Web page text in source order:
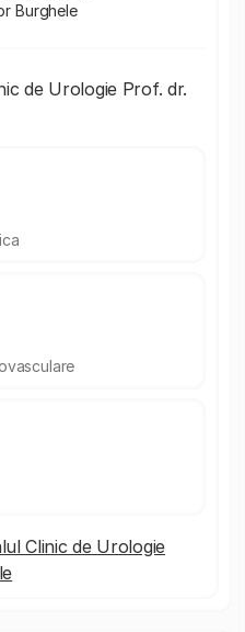
Burghele
de Urologie Prof. dr.
Clinic de Urologie